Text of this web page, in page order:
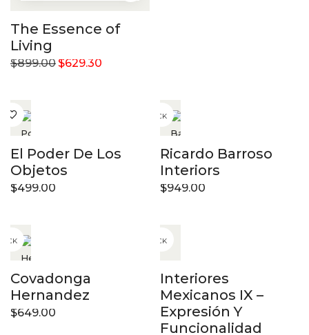
The Essence of
Living
$899.00$629.30
El Poder De Los
Objetos
$499.00
OUT OF STOCK
Ricardo Barroso
Interiors
$949.00
Covadonga
Hernandez
$649.00
OUT OF STOCK
Interiores
Mexicanos IX –
Expresión Y
Funcionalidad